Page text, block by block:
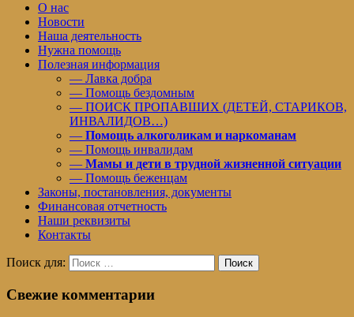
О нас
Новости
Наша деятельность
Нужна помощь
Полезная информация
— Лавка добра
— Помощь бездомным
— ПОИСК ПРОПАВШИХ (ДЕТЕЙ, СТАРИКОВ,
ИНВАЛИДОВ…)
— Помощь алкоголикам и наркоманам
— Помощь инвалидам
— Мамы и дети в трудной жизненной ситуации
— Помощь беженцам
Законы, постановления, документы
Финансовая отчетность
Наши реквизиты
Контакты
Поиск для: Поиск
Свежие комментарии